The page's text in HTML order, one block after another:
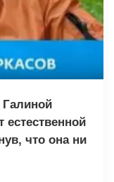
естественной
что она ни